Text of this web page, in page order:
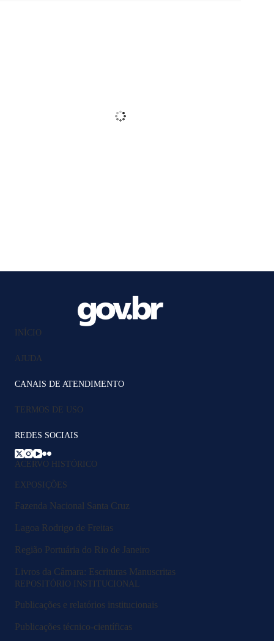
INÍCIO
AJUDA
CANAIS DE ATENDIMENTO
TERMOS DE USO
REDES SOCIAIS
ACERVO HISTÓRICO
EXPOSIÇÕES
Fazenda Nacional Santa Cruz
Lagoa Rodrigo de Freitas
Região Portuária do Rio de Janeiro
Livros da Câmara: Escrituras Manuscritas
REPOSITÓRIO INSTITUCIONAL
Publicações e relatórios institucionais
Publicações técnico-científicas